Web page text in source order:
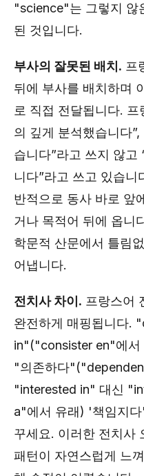
"science"는 그렇지 않
된 것입니다.
부사의 잘못된 배치. 프
뒤에 부사를 배치하며
로 직접 전달됩니다.
의 깊게 분석했습니다
습니다”라고 쓰지 않고
니다”라고 쓰고 있습니
반적으로 동사 바로 앞
거나 목적어 뒤에 옵니
학문적 산문에서 틀림
어냅니다.
전치사 차이. 프랑스어
완전하게 매핑됩니다.
in"("consister en"에서
"의존하다
"interested in" 대신
a"에서 유래) '책임지
꾸세요. 이러한 전치사
패턴이 자연스럽게 느